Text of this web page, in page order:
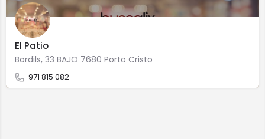
El Patio
Bordils, 33 BAJO 7680 Porto Cristo
971 815 082